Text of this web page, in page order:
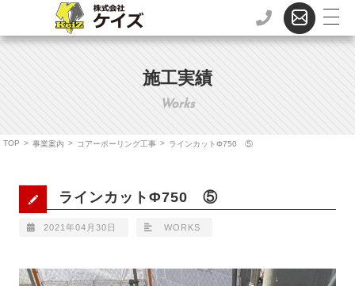
施工実績
Works
TOP > 事業案内 > コアーボーリング工事 > ラインカットΦ750 ⑤
ラインカットΦ750 ⑤
2021年04月30日 WORKS